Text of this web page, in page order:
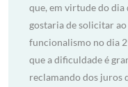
que, em virtude do dia
gostaria de solicitar
funcionalismo no dia
que a dificuldade é
reclamando dos juros